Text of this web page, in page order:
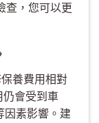
查，您可以更
養費用相對
仍會受到車
因素影響。建